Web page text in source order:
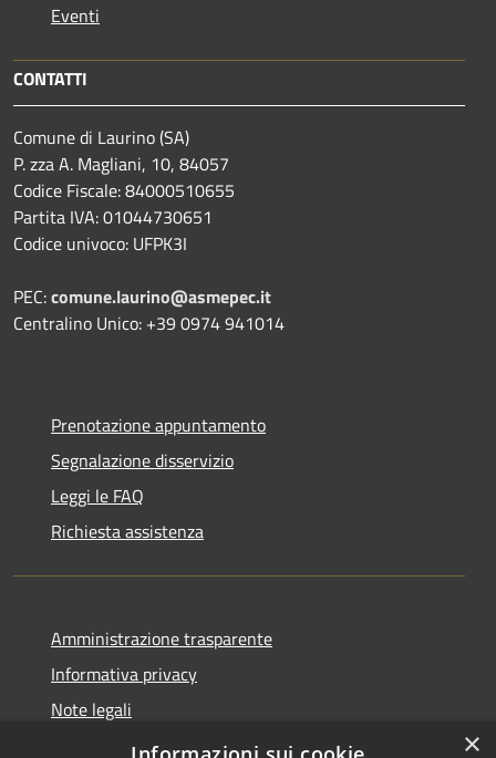
Eventi
CONTATTI
Comune di Laurino (SA)
P. zza A. Magliani, 10, 84057
Codice Fiscale: 84000510655
Partita IVA: 01044730651
Codice univoco: UFPK3I
PEC:comune.laurino@asmepec.it
Centralino Unico: +39 0974 941014
Prenotazione appuntamento
Segnalazione disservizio
Leggi le FAQ
Richiesta assistenza
Amministrazione trasparente
Informativa privacy
Note legali
Dichiarazione di accessibilità
×